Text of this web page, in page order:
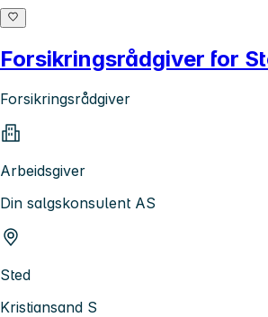
Forsikringsrådgiver for
Forsikringsrådgiver
Arbeidsgiver
Din salgskonsulent AS
Sted
Kristiansand S